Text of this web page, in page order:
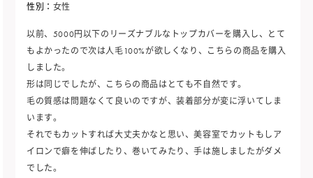
性別： 女性
以前、5000円以下のリーズナブルなトップカバーを購入し、とて
もよかったので次は人毛100%が欲しくなり、こちらの商品を購入
しました。
形は同じでしたが、こちらの商品はとても不自然です。
毛の質感は問題なくて良いのですが、装着部分が変に浮いてしま
います。
それでもカットすれば大丈夫かなと思い、美容室でカットもしア
イロンで癖を伸ばしたり、巻いてみたり、手は施しましたがダメ
でした。